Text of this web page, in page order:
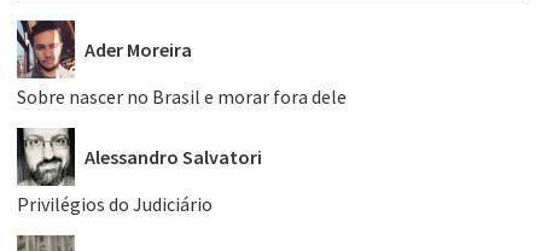
Ader Moreira
Sobre nascer no Brasil e morar fora dele
Alessandro Salvatori
Privilégios do Judiciário